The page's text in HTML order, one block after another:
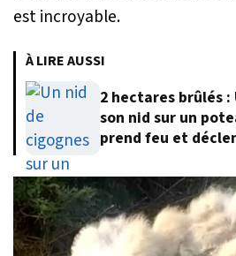
est incroyable.
À LIRE AUSSI
2 hectares brûlés
son nid sur un
prend feu et